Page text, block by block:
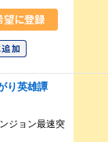
り英雄譚
ジョン最速突